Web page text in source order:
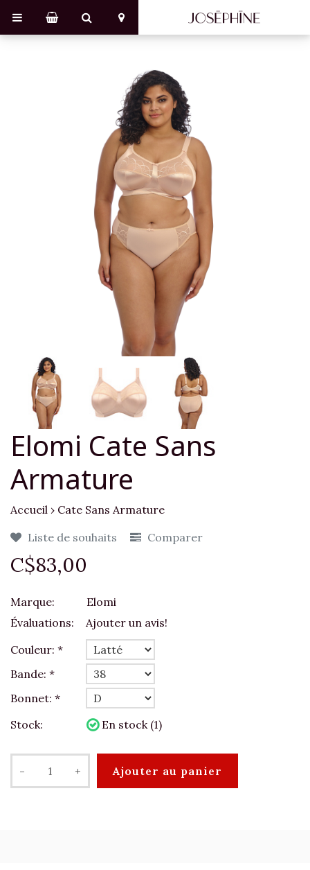
Elomi Cate Sans
Armature
Accueil › Cate Sans Armature
Liste de souhaits
Comparer
C$83,00
Marque:
Elomi
Évaluations:
Ajouter un avis!
Couleur: *
Bande: *
Bonnet: *
Stock:
En stock (1)
- + Ajouter au panier